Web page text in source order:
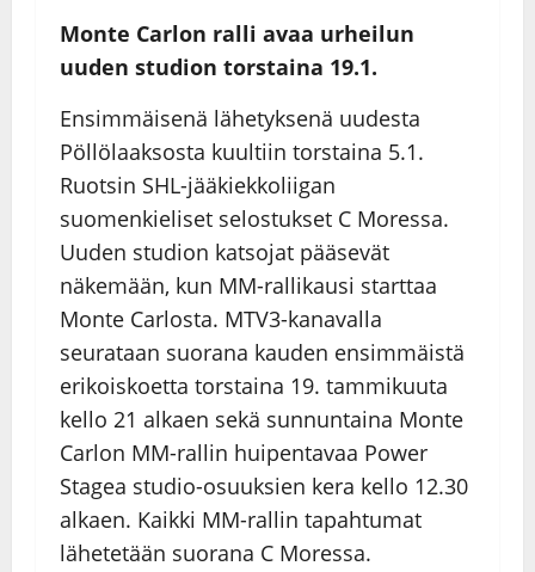
Monte Carlon ralli avaa urheilun
uuden studion torstaina 19.1.
Ensimmäisenä lähetyksenä uudesta
Pöllölaaksosta kuultiin torstaina 5.1.
Ruotsin SHL-jääkiekkoliigan
suomenkieliset selostukset C Moressa.
Uuden studion katsojat pääsevät
näkemään, kun MM-rallikausi starttaa
Monte Carlosta. MTV3-kanavalla
seurataan suorana kauden ensimmäistä
erikoiskoetta torstaina 19. tammikuuta
kello 21 alkaen sekä sunnuntaina Monte
Carlon MM-rallin huipentavaa Power
Stagea studio-osuuksien kera kello 12.30
alkaen. Kaikki MM-rallin tapahtumat
lähetetään suorana C Moressa.